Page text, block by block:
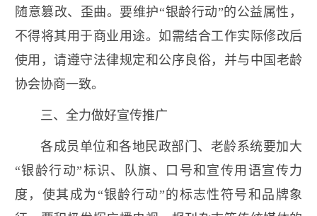
随意篡改、歪曲。要维护“银龄行动”的公益属性，
不得将其用于商业用途。如需结合工作实际修改后
使用，请遵守法律规定和公序良俗，并与中国老龄
协会协商一致。
三、全力做好宣传推广
各成员单位和各地民政部门、老龄系统要加大
“银龄行动”标识、队旗、口号和宣传用语宣传力
度，使其成为“银龄行动”的标志性符号和品牌象